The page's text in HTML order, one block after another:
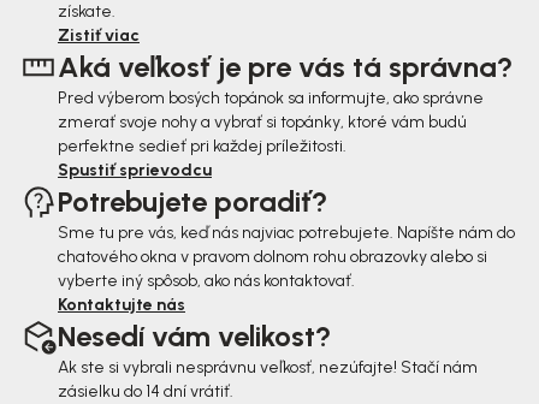
získate.
Zistiť viac
Aká veľkosť je pre vás tá správna?
Pred výberom bosých topánok sa informujte, ako správne
zmerať svoje nohy a vybrať si topánky, ktoré vám budú
perfektne sedieť pri každej príležitosti.
Spustiť sprievodcu
Potrebujete poradiť?
Sme tu pre vás, keď nás najviac potrebujete. Napíšte nám do
chatového okna v pravom dolnom rohu obrazovky alebo si
vyberte iný spôsob, ako nás kontaktovať.
Kontaktujte nás
Nesedí vám velikost?
Ak ste si vybrali nesprávnu veľkosť, nezúfajte! Stačí nám
zásielku do 14 dní vrátiť.